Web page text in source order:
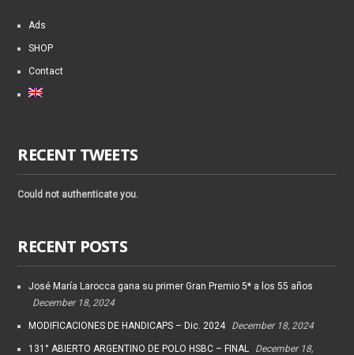
Ads
SHOP
Contact
RECENT TWEETS
Could not authenticate you.
RECENT POSTS
José María Larocca gana su primer Gran Premio 5* a los 55 años
December 18, 2024
MODIFICACIONES DE HANDICAPS – Dic. 2024 December 18, 2024
131° ABIERTO ARGENTINO DE POLO HSBC – FINAL
December 18,